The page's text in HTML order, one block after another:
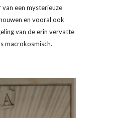
een mysterieuze
en vooral ook
van de erin vervatte
macrokosmisch.